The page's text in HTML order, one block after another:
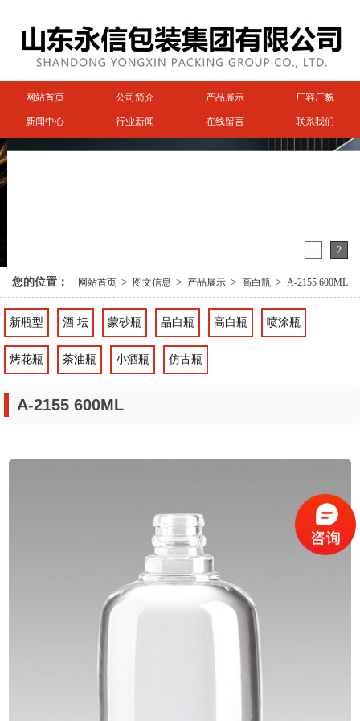
网站首页 公司简介 产品展示 厂容厂貌
新闻中心 行业新闻 在线留言 联系我们
2
您的位置： 网站首页 > 图文信息 > 产品展示 > 高白瓶 > A-2155 600ML
新瓶型 酒 坛 蒙砂瓶 晶白瓶 高白瓶 喷涂瓶
烤花瓶 茶油瓶 小酒瓶 仿古瓶
A-2155 600ML